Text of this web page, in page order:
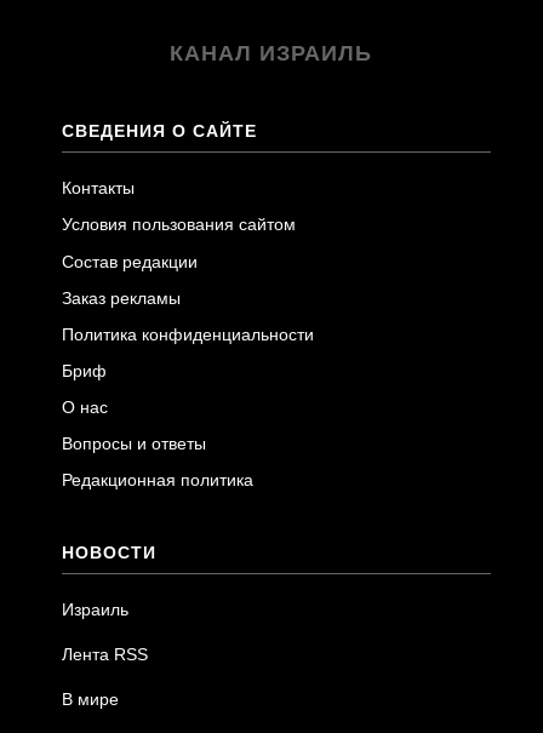
КАНАЛ ИЗРАИЛЬ
СВЕДЕНИЯ О САЙТЕ
Контакты
Условия пользования сайтом
Состав редакции
Заказ рекламы
Политика конфиденциальности
Бриф
О нас
Вопросы и ответы
Редакционная политика
НОВОСТИ
Израиль
Лента RSS
В мире